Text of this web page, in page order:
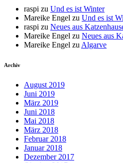
raspi zu Und es ist Winter
Mareike Engel zu Und es ist
raspi zu Neues aus
Mareike Engel zu Neues aus
Mareike Engel zu Algarve
Archiv
August 2019
Juni 2019
März 2019
Juni 2018
Mai 2018
März 2018
Februar 2018
Januar 2018
Dezember 2017